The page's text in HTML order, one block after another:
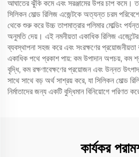
আঘাতের ঝুঁকি কমে এবং সরঞ্জামের উপর চাপ কমে।
সিলিকন মোল্ড রিলিজ এজেন্টকে অত্যন্ত চরম
থেকে শুরু করে উচ্চ তাপমাত্রার পলিমার মোল্ডিং
অনুমতি দেয়। এই নমনীয়তা একাধিক রিলিজ
ব্যবস্থাপনা সহজ করে এবং সংরক্ষণের প্রয়োজনীয়তা
একাধিক পথে প্রকাশ পায়: কম উপাদান অপচয়, কম
বৃদ্ধি, কম রক্ষণাবেক্ষণের প্রয়োজন এবং উন্নত
সাথে সাথে বড় অর্থ সাশ্রয় করে, যা সিলিকন মোল্ড
নির্মাতাদের জন্য একটি বুদ্ধিমান বিনিয়োগে পরিণত
কার্যকর